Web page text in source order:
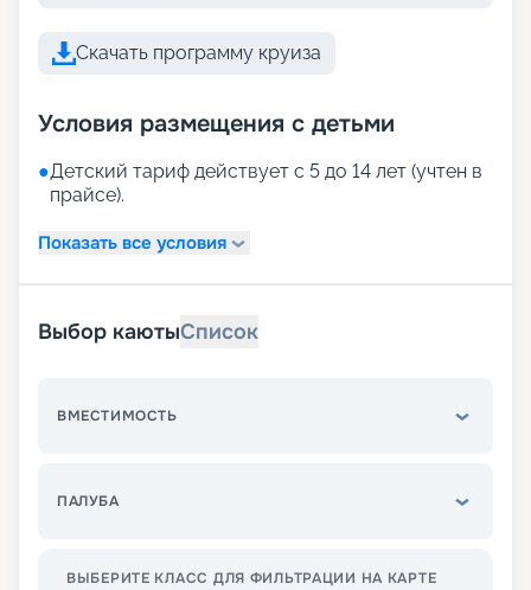
Скачать программу круиза
Условия размещения с детьми
●Детский тариф действует с 5 до 14 лет (учтен в
прайсе).
Показать все условия
Выбор каютыСписок
ВМЕСТИМОСТЬ
ПАЛУБА
ВЫБЕРИТЕ КЛАСС ДЛЯ ФИЛЬТРАЦИИ НА КАРТЕ